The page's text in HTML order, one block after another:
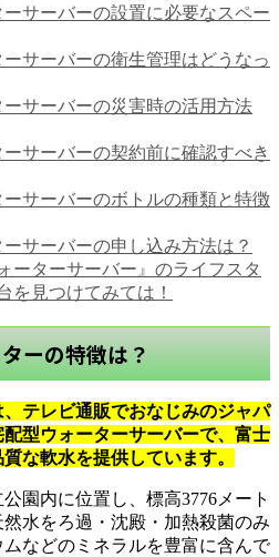
サーバーの設置に必要なスペー
サーバーの衛生管理はどうなっ
サーバーの災害時の活用方法
サーバーの契約前に確認すべき
サーバーのボトルの種類と特徴
サーバーの申し込み方法は？
ーターサーバー』のライフスタ
を見つけてみては！
ーの特徴は？
テレビ通販でおなじみのジャパ
型ウォーターサーバーで、富士
な軟水を提供しています。
園内に位置し、標高3776メート
水をろ過・沈殿・加熱殺菌のみ
などのミネラルを豊富に含んで